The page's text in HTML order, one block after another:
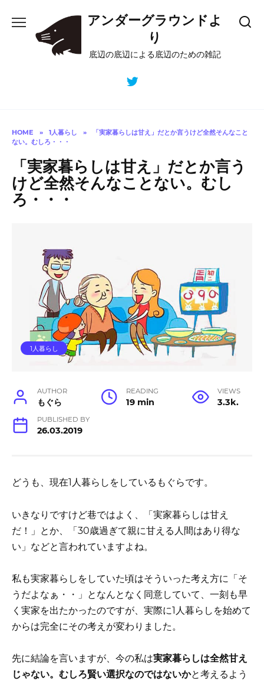
content
アンダーグラウンドよ
り
底辺の底辺による底辺のための雑記
HOME » 1人暮らし »
「実家暮らしは甘え」だとか言うけど全然そんなこと
ない。むしろ・・・
「実家暮らしは甘え」だとか言う
けど全然そんなことない。むし
ろ・・・
1人暮らし
AUTHOR
もぐら
READING
19 min
VIEWS
3.3k.
PUBLISHED BY
26.03.2019
どうも、現在1人暮らしをしているもぐらです。
いきなりですけど巷ではよく、「実家暮らしは甘え
だ！」とか、「30歳過ぎて親に甘える人間はあり得な
い」などと言われていますよね。
私も実家暮らしをしていた頃はそういった考え方に「そ
うだよなぁ・・」となんとなく同意していて、一刻も早
く実家を出たかったのですが、実際に1人暮らしを始めて
からは完全にその考えが変わりました。
先に結論を言いますが、今の私は実家暮らしは全然甘え
じゃない。むしろ賢い選択なのではないかと考えるよう